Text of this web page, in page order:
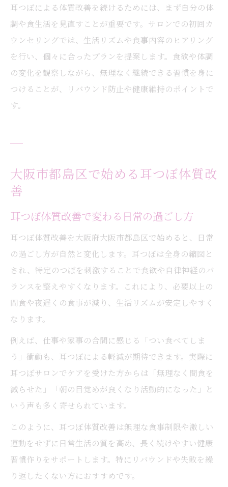
耳つぼによる体質改善を続けるためには、まず自分の体
調や食生活を見直すことが重要です。サロンでの初回カ
ウンセリングでは、生活リズムや食事内容のヒアリング
を行い、個々に合ったプランを提案します。食欲や体調
の変化を観察しながら、無理なく継続できる習慣を身に
つけることが、リバウンド防止や健康維持のポイントで
す。
大阪市都島区で始める耳つぼ体質改
善
耳つぼ体質改善で変わる日常の過ごし方
耳つぼ体質改善を大阪府大阪市都島区で始めると、日常
の過ごし方が自然と変化します。耳つぼは全身の縮図と
され、特定のつぼを刺激することで食欲や自律神経のバ
ランスを整えやすくなります。これにより、必要以上の
間食や夜遅くの食事が減り、生活リズムが安定しやすく
なります。
例えば、仕事や家事の合間に感じる「つい食べてしま
う」衝動も、耳つぼによる軽減が期待できます。実際に
耳つぼサロンでケアを受けた方からは「無理なく間食を
減らせた」「朝の目覚めが良くなり活動的になった」と
いう声も多く寄せられています。
このように、耳つぼ体質改善は無理な食事制限や激しい
運動をせずに日常生活の質を高め、長く続けやすい健康
習慣作りをサポートします。特にリバウンドや失敗を繰
り返したくない方におすすめです。